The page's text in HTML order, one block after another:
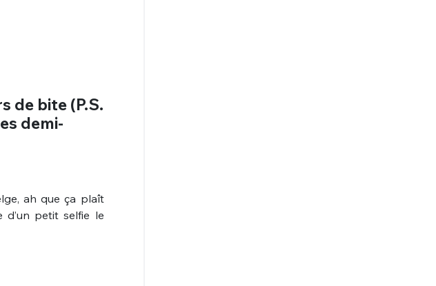
de bite (P.S.
demi-
ah que ça plaît
petit selfie le
PSEUDO